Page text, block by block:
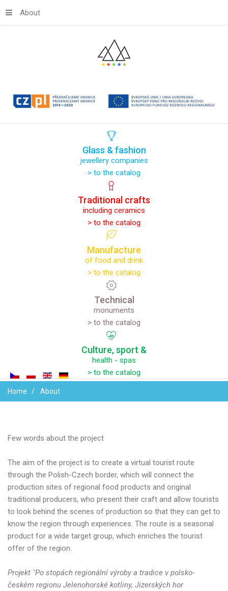
About
Glass & fashion
jewellery companies
> to the catalog
Traditional crafts
including ceramics
> to the catalog
Manufacture
of food and drink
> to the catalog
Technical
monuments
> to the catalog
Culture,sport &
health - spas
> to the catalog
Home About
Few words about the project
The aim of the project is to create a virtual tourist route
through the Polish-Czech border, which will connect the
production sites of regional food products and original
traditional producers, who present their craft and allow tourists
to look behind the scenes of production so that they can get to
know the region through experiences. The route is a seasonal
product for a wide target group, which enriches the tourist
offer of the region.
Projekt "Po stopách regionální výroby a tradice v polsko-
českém regionu Jelenohorské kotliny, Jizerských hor